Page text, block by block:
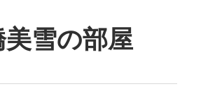
美雪の部屋